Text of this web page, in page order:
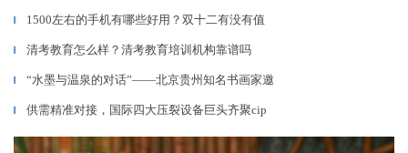
▎ 1500左右的手机有哪些好用？双十二有没有值
▎ 清考教育怎么样？清考教育培训机构靠谱吗
▎ “水墨与温泉的对话”——北京贵州知名书画家邀
▎ 供需精准对接，国际四大压裂设备巨头齐聚cip